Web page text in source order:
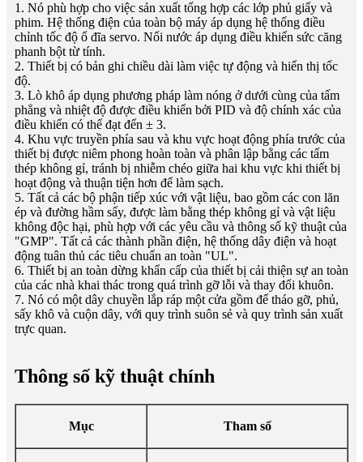
1. Nó phù hợp cho việc sản xuất tổng hợp các lớp phủ giấy và
phim. Hệ thống điện của toàn bộ máy áp dụng hệ thống điều
chỉnh tốc độ ổ đĩa servo. Nổi nước áp dụng điều khiển sức căng
phanh bột từ tính.
2. Thiết bị có bản ghi chiều dài làm việc tự động và hiển thị tốc
độ.
3. Lò khô áp dụng phương pháp làm nóng ở dưới cùng của tấm
phẳng và nhiệt độ được điều khiển bởi PID và độ chính xác của
điều khiển có thể đạt đến ± 3.
4. Khu vực truyền phía sau và khu vực hoạt động phía trước của
thiết bị được niêm phong hoàn toàn và phân lập bằng các tấm
thép không gỉ, tránh bị nhiễm chéo giữa hai khu vực khi thiết bị
hoạt động và thuận tiện hơn để làm sạch.
5. Tất cả các bộ phận tiếp xúc với vật liệu, bao gồm các con lăn
ép và đường hầm sấy, được làm bằng thép không gỉ và vật liệu
không độc hại, phù hợp với các yêu cầu và thông số kỹ thuật của
"GMP". Tất cả các thành phần điện, hệ thống dây điện và hoạt
động tuân thủ các tiêu chuẩn an toàn "UL".
6. Thiết bị an toàn dừng khẩn cấp của thiết bị cải thiện sự an toàn
của các nhà khai thác trong quá trình gỡ lỗi và thay đổi khuôn.
7. Nó có một dây chuyền lắp ráp một cửa gồm để tháo gỡ, phủ,
sấy khô và cuộn dây, với quy trình suôn sẻ và quy trình sản xuất
trực quan.
Thông số kỹ thuật chính
Mục Tham số